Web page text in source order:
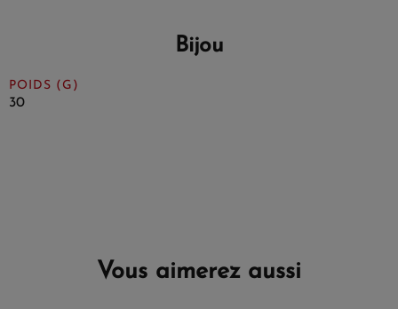
Bijou
POIDS (G)
30
Vous aimerez aussi